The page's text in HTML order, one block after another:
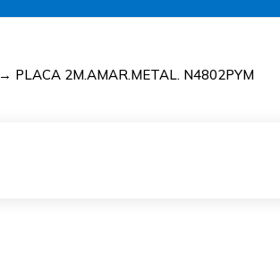
→ PLACA 2M.AMAR.METAL. N4802PYM